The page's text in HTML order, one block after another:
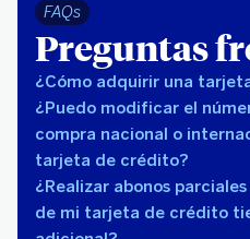
FAQs
Preguntas
¿Cómo adquirir una
¿Puedo modificar el
compra nacional o
tarjeta de crédito?
¿Realizar abonos
de mi tarjeta de crédito